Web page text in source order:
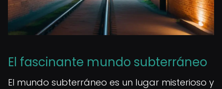
El fascinante mundo subterráneo
El mundo subterráneo es un lugar misterioso y